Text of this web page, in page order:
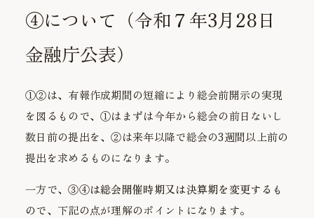
④について（令和７年3月28日
金融庁公表）
①②は、有報作成期間の短縮により総会前開示の実現
を図るもので、①はまずは今年から総会の前日ないし
数日前の提出を、②は来年以降で総会の3週間以上前の
提出を求めるものになります。
一方で、③④は総会開催時期又は決算期を変更するも
ので、下記の点が理解のポイントになります。